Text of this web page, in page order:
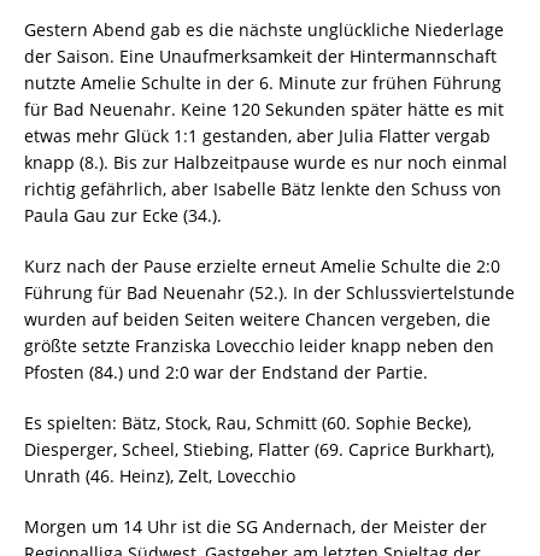
Gestern Abend gab es die nächste unglückliche Niederlage
der Saison. Eine Unaufmerksamkeit der Hintermannschaft
nutzte Amelie Schulte in der 6. Minute zur frühen Führung
für Bad Neuenahr. Keine 120 Sekunden später hätte es mit
etwas mehr Glück 1:1 gestanden, aber Julia Flatter vergab
knapp (8.). Bis zur Halbzeitpause wurde es nur noch einmal
richtig gefährlich, aber Isabelle Bätz lenkte den Schuss von
Paula Gau zur Ecke (34.).
Kurz nach der Pause erzielte erneut Amelie Schulte die 2:0
Führung für Bad Neuenahr (52.). In der Schlussviertelstunde
wurden auf beiden Seiten weitere Chancen vergeben, die
größte setzte Franziska Lovecchio leider knapp neben den
Pfosten (84.) und 2:0 war der Endstand der Partie.
Es spielten: Bätz, Stock, Rau, Schmitt (60. Sophie Becke),
Diesperger, Scheel, Stiebing, Flatter (69. Caprice Burkhart),
Unrath (46. Heinz), Zelt, Lovecchio
Morgen um 14 Uhr ist die SG Andernach, der Meister der